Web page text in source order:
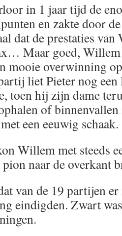
in 1 jaar tijd de
en zakte door
dat de prestaties
Maar goed, Willem
mooie overwinning
liet Pieter nog een
toen hij zijn dame
of
een eeuwig schaak.
Willem met steeds
naar de overkant
van de 19 partijen
eindigden. Zwart